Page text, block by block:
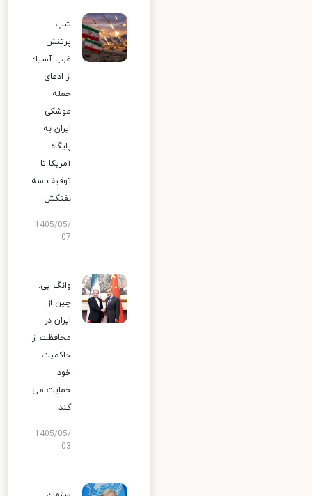
شب
پرتنش
غرب آسیا؛
از ادعای
حمله
موشکی
ایران به
پایگاه
آمریکا تا
توقیف سه
نفتکش
1405/05/
07
وانگ یی:
چین از
ایران در
محافظت از
حاکمیت
خود
حمایت می
کند
1405/05/
03